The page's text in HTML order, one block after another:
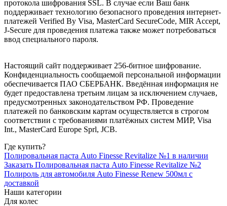
протокола шифрования SSL. В случае если Ваш банк
поддерживает технологию безопасного проведения интернет-
платежей Verified By Visa, MasterCard SecureCode, MIR Accept,
J-Secure для проведения платежа также может потребоваться
ввод специального пароля.
Настоящий сайт поддерживает 256-битное шифрование.
Конфиденциальность сообщаемой персональной информации
обеспечивается ПАО СБЕРБАНК. Введённая информация не
будет предоставлена третьим лицам за исключением случаев,
предусмотренных законодательством РФ. Проведение
платежей по банковским картам осуществляется в строгом
соответствии с требованиями платёжных систем МИР, Visa
Int., MasterCard Europe Sprl, JCB.
Где купить?
Полировальная паста Auto Finesse Revitalize №1 в наличии
Заказать Полировальная паста Auto Finesse Revitalize №2
Полироль для автомобиля Auto Finesse Renew 500мл с
доставкой
Наши категории
Для колес